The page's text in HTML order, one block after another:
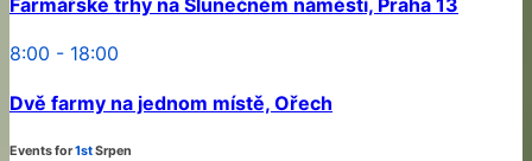
8:00 - 18:00
Dvě farmy na jednom místě, Ořech
Events for1stSrpen